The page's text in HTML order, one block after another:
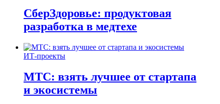
СберЗдоровье: продуктовая
разработка в медтехе
ИТ-проекты
МТС: взять лучшее от стартапа
и экосистемы